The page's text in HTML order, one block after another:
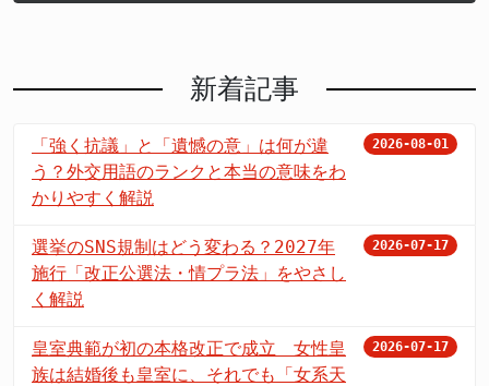
新着記事
「強く抗議」と「遺憾の意」は何が違
う？外交用語のランクと本当の意味をわ
かりやすく解説
2026-08-01
選挙のSNS規制はどう変わる？2027年
施行「改正公選法・情プラ法」をやさし
く解説
2026-07-17
皇室典範が初の本格改正で成立 女性皇
族は結婚後も皇室に、それでも「女系天
2026-07-17